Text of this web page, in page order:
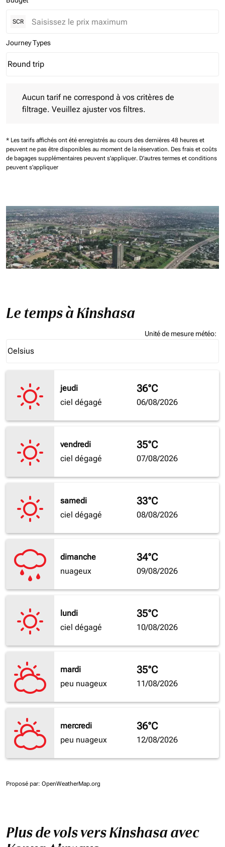
SCR
Journey Types
Journey Types option Round trip Selected
Round trip
keyboard_arrow_down
Aucun tarif ne correspond à vos critères de
filtrage. Veuillez ajuster vos filtres.
* Les tarifs affichés ont été enregistrés au cours des dernières 48 heures et
peuvent ne pas être disponibles au moment de la réservation. Des frais et coûts
de bagages supplémentaires peuvent s'appliquer. D'autres termes et conditions
peuvent s'appliquer
Le temps à Kinshasa
Unité de mesure météo:
Celsius
keyboard_arrow_down
jeudi
ciel dégagé
36°C
06/08/2026
vendredi
ciel dégagé
35°C
07/08/2026
samedi
ciel dégagé
33°C
08/08/2026
dimanche
nuageux
34°C
09/08/2026
lundi
ciel dégagé
35°C
10/08/2026
mardi
peu nuageux
35°C
11/08/2026
mercredi
peu nuageux
36°C
12/08/2026
Proposé par: OpenWeatherMap.org
Plus de vols vers Kinshasa avec